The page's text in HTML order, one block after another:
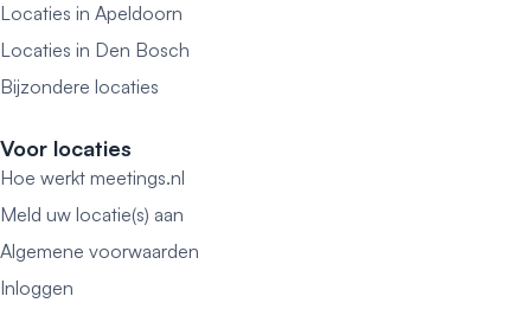
Locaties in Apeldoorn
Locaties in Den Bosch
Bijzondere locaties
Voor locaties
Hoe werkt meetings.nl
Meld uw locatie(s) aan
Algemene voorwaarden
Inloggen